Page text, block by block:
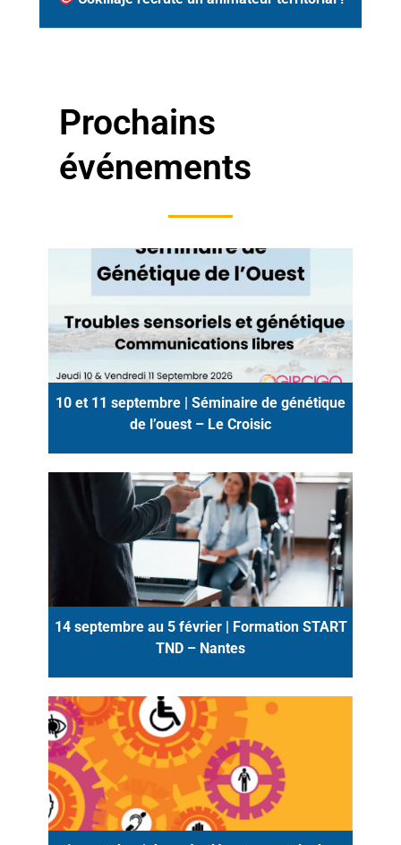
Prochains
événements
10 et 11 septembre | Séminaire de génétique
de l’ouest – Le Croisic
14 septembre au 5 février | Formation START
TND – Nantes